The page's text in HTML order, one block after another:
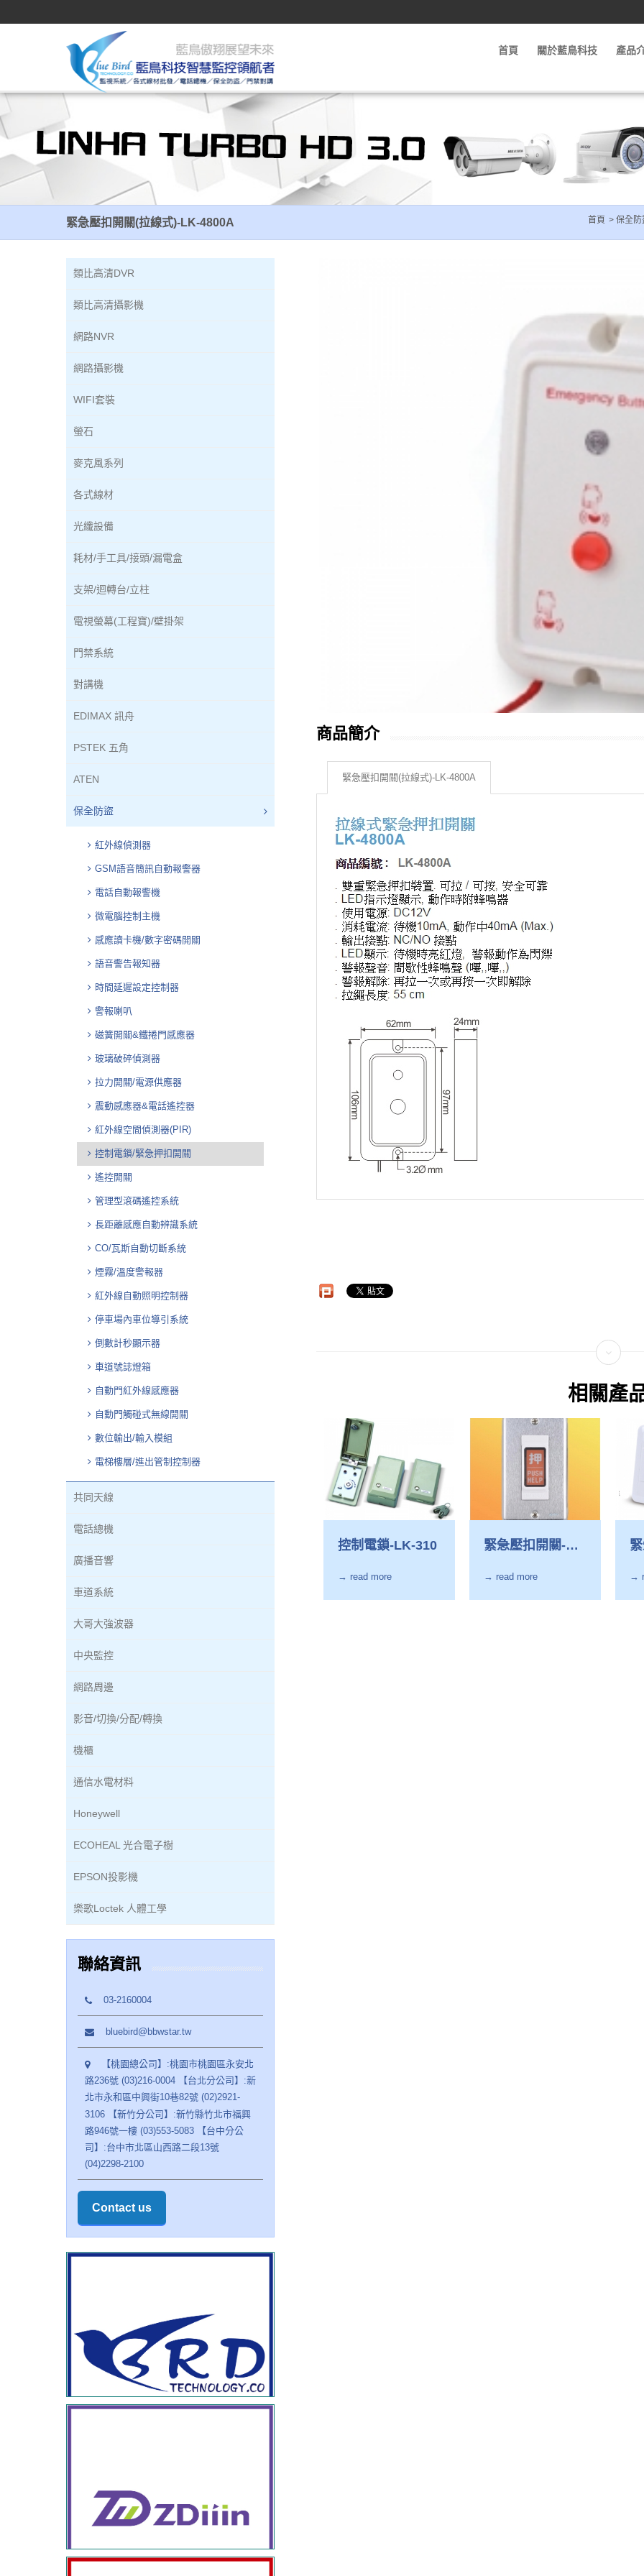
首頁 關於藍鳥科技 產品
緊急壓扣開關(拉線式)-LK-4800A 首頁 保全防
類比高清DVR
類比高清攝影機
網路NVR
網路攝影機
WIFI套裝
螢石
麥克風系列
各式線材
光纖設備
耗材/手工具/接頭/漏電盒
支架/迴轉台/立柱
電視螢幕(工程寶)/壁掛架
門禁系統
對講機
EDIMAX 訊舟
PSTEK 五角
ATEN
保全防盜
紅外線偵測器
GSM語音簡訊自動報警器
電話自動報警機
微電腦控制主機
感應讀卡機/數字密碼開關
語音警告報知器
時間延遲設定控制器
警報喇叭
磁簧開關&鐵捲門感應器
玻璃破碎偵測器
拉力開關/電源供應器
震動感應器&電話遙控器
紅外線空間偵測器(PIR)
控制電鎖/緊急押扣開關
遙控開關
管理型滾碼遙控系統
長距離感應自動辨識系統
CO/瓦斯自動切斷系統
煙霧/溫度警報器
紅外線自動照明控制器
停車場內車位導引系統
倒數計秒顯示器
車道號誌燈箱
自動門紅外線感應器
自動門觸碰式無線開關
數位輸出/輸入模組
電梯樓層/進出管制控制器
共同天線
電話總機
廣播音響
車道系統
大哥大強波器
中央監控
網路周邊
影音/切換/分配/轉換
機櫃
通信水電材料
Honeywell
ECOHEAL 光合電子樹
EPSON投影機
樂歌Loctek 人體工學
聯絡資訊
03-2160004
bluebird@bbwstar.tw
【桃園總公司】:桃園市桃園區永安北
路236號 (03)216-0004 【台北分公司】:新
北市永和區中興街10巷82號 (02)2921-
3106 【新竹分公司】:新竹縣竹北市福興
路946號一樓 (03)553-5083 【台中分公
司】:台中市北區山西路二段13號
(04)2298-2100
Contact us
商品簡介
緊急壓扣開關(拉線式)-LK-4800A
相關產
控制電鎖-LK-310
→ read more
緊急壓扣開關-
→ read more →